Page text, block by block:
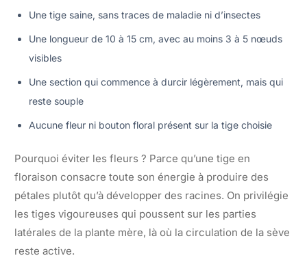
Une tige saine, sans traces de maladie ni d’insectes
Une longueur de 10 à 15 cm, avec au moins 3 à 5 nœuds
visibles
Une section qui commence à durcir légèrement, mais qui
reste souple
Aucune fleur ni bouton floral présent sur la tige choisie
Pourquoi éviter les fleurs ? Parce qu’une tige en
floraison consacre toute son énergie à produire des
pétales plutôt qu’à développer des racines. On privilégie
les tiges vigoureuses qui poussent sur les parties
latérales de la plante mère, là où la circulation de la sève
reste active.